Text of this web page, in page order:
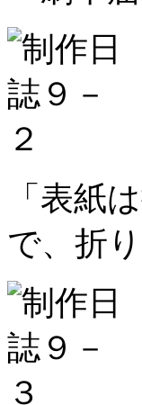
「表紙
で、折